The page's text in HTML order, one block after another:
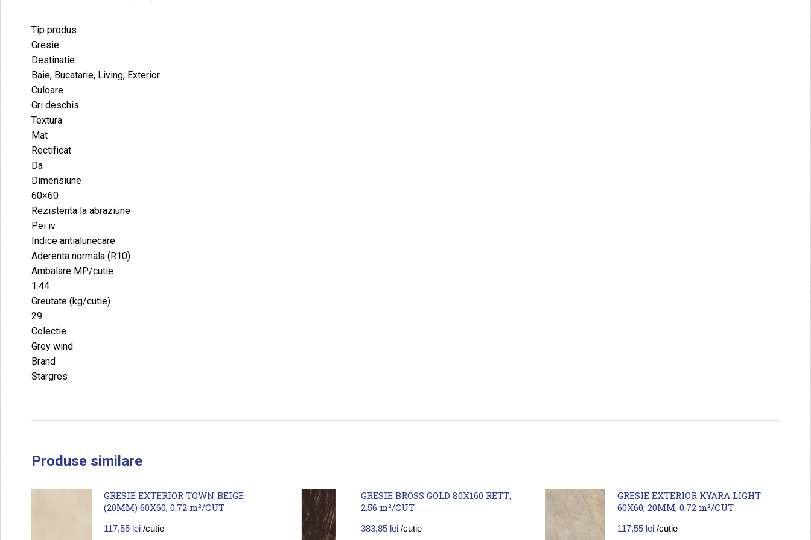
Tip produs
Gresie
Destinatie
Baie, Bucatarie, Living, Exterior
Culoare
Gri deschis
Textura
Mat
Rectificat
Da
Dimensiune
60×60
Rezistenta la abraziune
Pei iv
Indice antialunecare
Aderenta normala (R10)
Ambalare MP/cutie
1.44
Greutate (kg/cutie)
29
Colectie
Grey wind
Brand
Stargres
Produse similare
GRESIE EXTERIOR TOWN BEIGE
(20MM) 60X60, 0.72 m²/CUT
117,55 lei /cutie
GRESIE BROSS GOLD 80X160 RETT.,
2.56 m²/CUT
383,85 lei /cutie
GRESIE EXTERIOR KYARA LIGHT
60X60, 20MM, 0.72 m²/CUT
117,55 lei /cutie